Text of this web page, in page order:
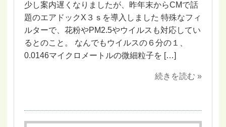
少し案内遅くなりましたが、昨年末からCMで話
題のエアドックX３ｓを導入しました 特殊なフィ
ルターで、花粉やPM2.5やウイルスも対応してい
るとのこと。 なんでもウイルスの６分の１、
0.0146マイクロメートルの微細粒子を […]
続きを読む »